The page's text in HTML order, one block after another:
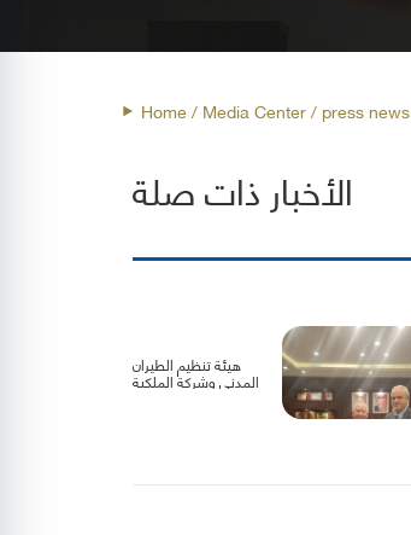
Home/ Media Center / press news
الأخبار ذات صلة
هيئة تنظيم الطيران
المدني وشركة الملكية
الأردنية تبحثان سبل